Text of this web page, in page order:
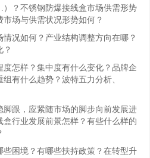
？不锈钢防爆接线盒市场供需形势
场与供需状况形势如何？
况如何？产业结构调整方向在哪？
？
怎样？集中度有什么变化？品牌企
有什么趋势？波特五力分析、
跟，应紧随市场的脚步向前发展进
行业发展前景怎样？有些什么样的
困境？有哪些扶持政策？在转型升